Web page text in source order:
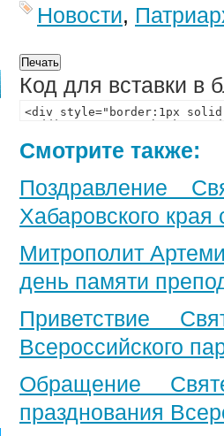
Новости,
Код для вставки в
Смотрите также:
Поздравление
Хабаровского края
Митрополит
день памяти
Приветствие
Всероссийского
Обращение
празднования